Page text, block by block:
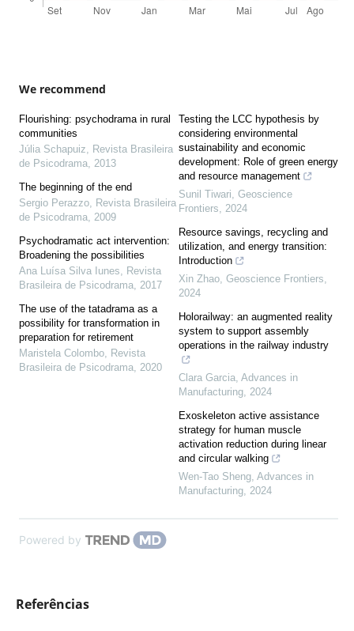
We recommend
Flourishing: psychodrama in rural
communities
Júlia Schapuiz, Revista Brasileira
de Psicodrama, 2013
The beginning of the end
Sergio Perazzo, Revista Brasileira
de Psicodrama, 2009
Psychodramatic act intervention:
Broadening the possibilities
Ana Luísa Silva Iunes, Revista
Brasileira de Psicodrama, 2017
The use of the tatadrama as a
possibility for transformation in
preparation for retirement
Maristela Colombo, Revista
Brasileira de Psicodrama, 2020
Testing the LCC hypothesis by
considering environmental
sustainability and economic
development: Role of green energy
and resource management
Sunil Tiwari, Geoscience
Frontiers, 2024
Resource savings, recycling and
utilization, and energy transition:
Introduction
Xin Zhao, Geoscience Frontiers,
2024
Holorailway: an augmented reality
system to support assembly
operations in the railway industry
Clara Garcia, Advances in
Manufacturing, 2024
Exoskeleton active assistance
strategy for human muscle
activation reduction during linear
and circular walking
Wen-Tao Sheng, Advances in
Manufacturing, 2024
Powered by
Referências